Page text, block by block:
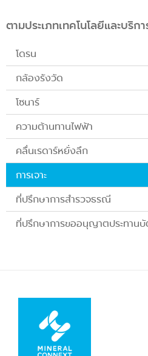
ตามประเภทเทคโนโลยีและบริกา
โดรน
กล้องรังวัด
โซนาร์
ความต้านทานไฟฟ้า
คลื่นเรดาร์หยั่งลึก
การเจาะ
ที่ปรึกษาการสำรวจธรณี
ที่ปรึกษาการขออนุญาตประทาน